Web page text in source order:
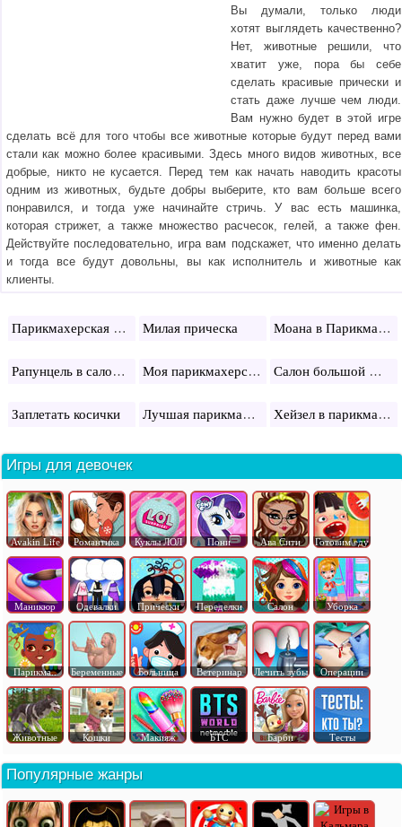
Вы думали, только люди
хотят выглядеть качественно?
Нет, животные решили, что
хватит уже, пора бы себе
сделать красивые прически и
стать даже лучше чем люди.
Вам нужно будет в этой игре
сделать всё для того чтобы все животные которые будут перед вами
стали как можно более красивыми. Здесь много видов животных, все
добрые, никто не кусается. Перед тем как начать наводить красоты
одним из животных, будьте добры выберите, кто вам больше всего
понравился, и тогда уже начинайте стричь. У вас есть машинка,
которая стрижет, а также множество расчесок, гелей, а также фен.
Действуйте последовательно, игра вам подскажет, что именно делать
и тогда все будут довольны, вы как исполнитель и животные как
клиенты.
Парикмахерская Лалалупси Милая прическа Моана в Парикмахерской
Рапунцель в салоне красоты Моя парикмахерская Салон большой Мамы
Заплетать косички Лучшая парикмахерская Хейзел в парикмахерской
Игры для девочек
Avakin Life Романтика Куклы ЛОЛ Пони Ава Сити Готовим еду
Маникюр Одевалки Прически Переделки Салон Уборка
Парикма.. Беременные Больница Ветеринар Лечить зубы Операции
Животные Кошки Макияж БТС Барби Тесты
Популярные жанры